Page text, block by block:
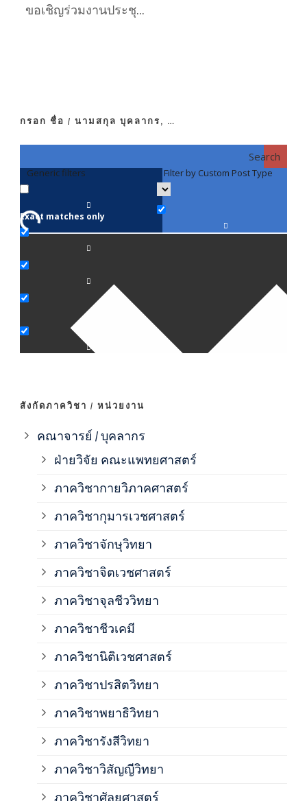
ขอเชิญร่วมงานประชุ...
กรอก ชื่อ / นามสกุล บุคลากร, …
Search
Generic filters
Exact matches only
Filter by Custom Post Type
สังกัดภาควิชา / หน่วยงาน
คณาจารย์ / บุคลากร
ฝ่ายวิจัย คณะแพทยศาสตร์
ภาควิชากายวิภาคศาสตร์
ภาควิชากุมารเวชศาสตร์
ภาควิชาจักษุวิทยา
ภาควิชาจิตเวชศาสตร์
ภาควิชาจุลชีววิทยา
ภาควิชาชีวเคมี
ภาควิชานิติเวชศาสตร์
ภาควิชาปรสิตวิทยา
ภาควิชาพยาธิวิทยา
ภาควิชารังสีวิทยา
ภาควิชาวิสัญญีวิทยา
ภาควิชาศัลยศาสตร์